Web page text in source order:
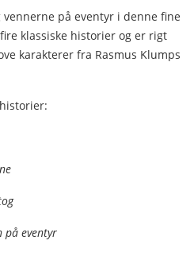
vennerne på eventyr i denne fine
klassiske historier og er rigt
karakterer fra Rasmus Klumps
på eventyr